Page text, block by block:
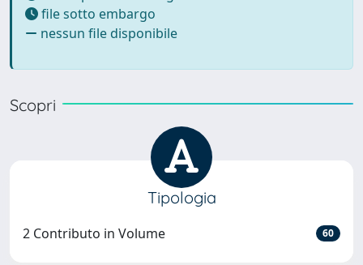
file sotto embargo
nessun file disponibile
Scopri
Tipologia
2 Contributo in Volume 60